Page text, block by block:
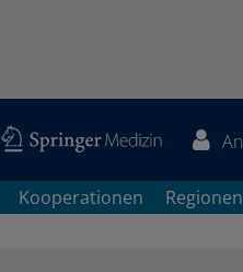
Kooperationen Regionen